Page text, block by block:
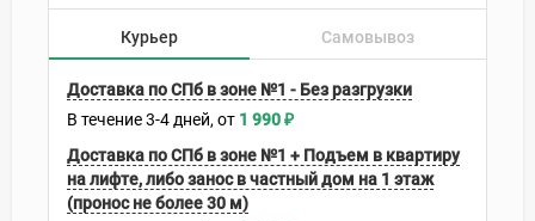
Курьер Самовывоз
Доставка по СПб в зоне №1 - Без разгрузки
В течение3-4 дней 1 990₽
Доставка по СПб в зоне №1 + Подъем в квартиру
на лифте, либо занос в частный дом на 1 этаж
(пронос не более 30 м)